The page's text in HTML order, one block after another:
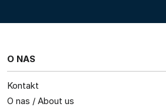
O NAS
Kontakt
O nas / About us